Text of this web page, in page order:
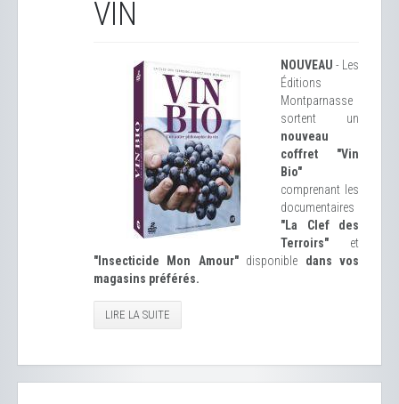
VIN
NOUVEAU - Les
Éditions
Montparnasse
sortent un
nouveau
coffret "Vin
Bio"
comprenant les
documentaires
"La Clef des
Terroirs" et
"Insecticide Mon Amour"disponible dans vos
magasins préférés.
LIRE LA SUITE